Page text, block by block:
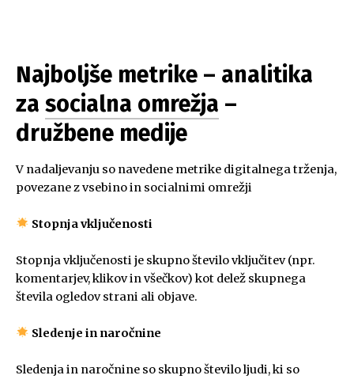
Najboljše metrike – analitika
zasocialna omrežja –
družbene medije
V nadaljevanju so navedene metrike digitalnega trženja,
povezane z vsebino in socialnimi omrežji
Stopnja vključenosti
Stopnja vključenosti je skupno število vključitev (npr.
komentarjev, klikov in všečkov) kot delež skupnega
števila ogledov strani ali objave.
Sledenje in naročnine
Sledenja in naročnine so skupno število ljudi, ki so